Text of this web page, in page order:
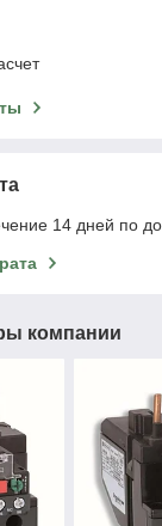
14 дней по
компании